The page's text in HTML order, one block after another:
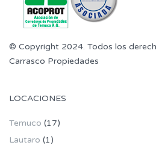
© Copyright 2024. Todos los
Carrasco Propiedades
LOCACIONES
Temuco (17)
Lautaro (1)